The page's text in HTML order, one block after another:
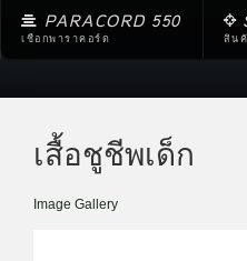
PARACORD 550
เชือกพาราคอร์ด สิน
เสื้อชูชีพเด็ก
Image Gallery